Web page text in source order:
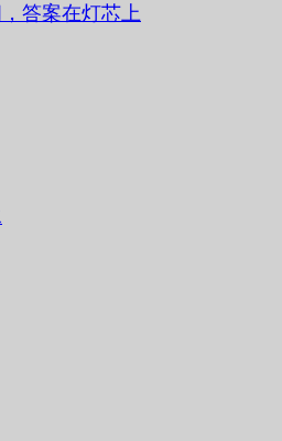
答案在灯芯上